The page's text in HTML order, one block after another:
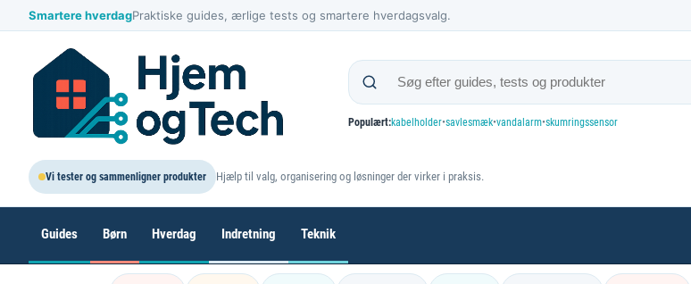
Spring
til
Smartere hverdagPraktiske guides, ærlige tests og smartere hverdagsvalg.
Populært:kabelholder•savlesmæk•vandalarm•skumringssensor
Vi tester og sammenligner produkter Hjælp til valg, organisering og løsninger der virker i praksis.
Guides Børn Hverdag Indretning Teknik